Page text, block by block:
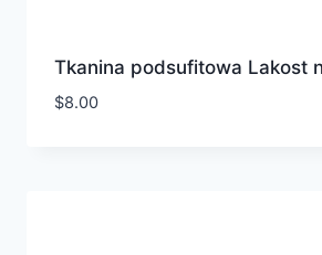
Tkanina podsufitowa Lakost
$8.00